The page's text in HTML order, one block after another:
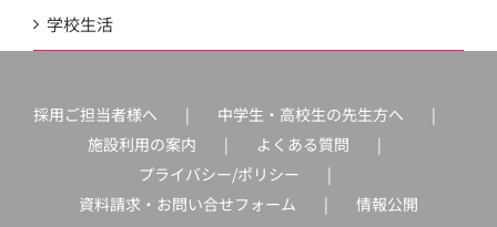
学校生活
採用ご担当者様へ
中学生・高校生の先生方へ
施設利用の案内
よくある質問
プライバシー/ポリシー
資料請求・お問い合せフォーム
情報公開